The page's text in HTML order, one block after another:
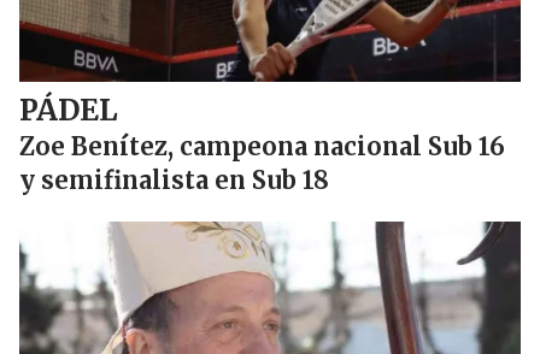
PÁDEL
Zoe Benítez, campeona nacional Sub 16
y semifinalista en Sub 18